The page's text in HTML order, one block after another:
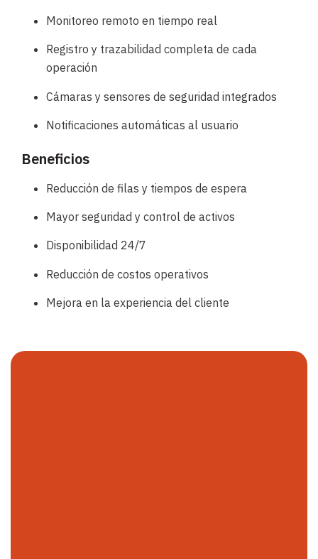
Monitoreo remoto en tiempo real
Registro y trazabilidad completa de cada
operación
Cámaras y sensores de seguridad integrados
Notificaciones automáticas al usuario
Beneficios
Reducción de filas y tiempos de espera
Mayor seguridad y control de activos
Disponibilidad 24/7
Reducción de costos operativos
Mejora en la experiencia del cliente